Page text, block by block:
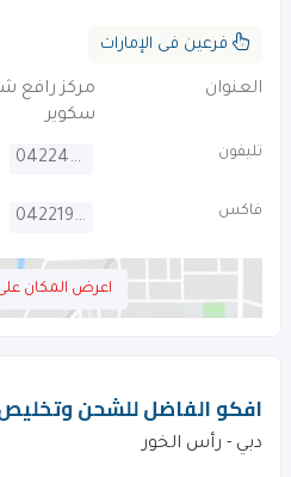
فرعين فى الإمارات
العنوان
سكوير
تليفون 042248111
فاكس 042219600
اعرض المكان
افكو الفاضل للشحن وتخليص
دبي - رأس الخور